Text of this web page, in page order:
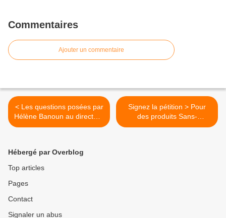
Commentaires
Ajouter un commentaire
< Les questions posées par
Hélène Banoun au directeur
de l’école vétérinaire sur les
réponse il faudra
sérieusement s’inquiéter
Signez la pétition > Pour
des produits Sans-
Radioactivité-Ajoutée ! >
Hébergé par Overblog
Top articles
Pages
Contact
Signaler un abus